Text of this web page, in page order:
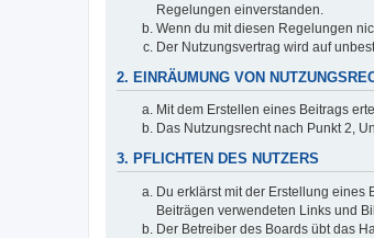
Regelungen einverstanden.
Wenn du mit diesen Regelungen
Der Nutzungsvertrag wird auf
2. EINRÄUMUNG VON
Mit dem Erstellen eines Beitrags
Das Nutzungsrecht nach Punkt 2,
3. PFLICHTEN DES NUTZERS
Du erklärst mit der Erstellung eines
Beiträgen verwendeten Links und
Der Betreiber des Boards übt das